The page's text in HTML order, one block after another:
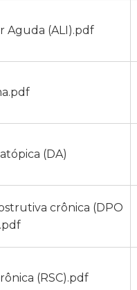
Aguda (ALI).pdf
(DA)
crônica (DPO
(RSC).pdf